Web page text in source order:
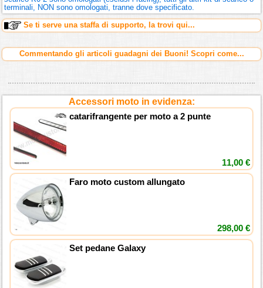
terminali, NON sono omologati, tranne dove specificato.
Se ti serve una staffa di supporto, la trovi qui...
Commentando gli articoli guadagni dei Buoni! Scopri come...
Accessori moto in evidenza:
catarifrangente per moto a 2 punte
11,00 €
Faro moto custom allungato
298,00 €
Set pedane Galaxy